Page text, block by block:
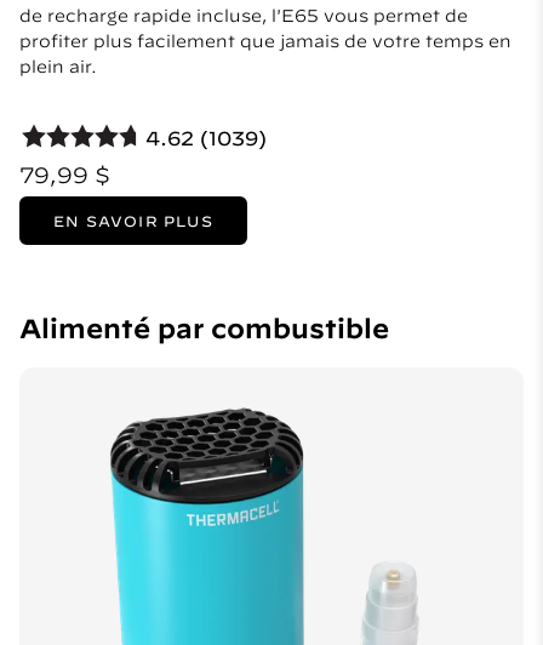
de recharge rapide incluse, l'E65 vous permet de
profiter plus facilement que jamais de votre temps en
plein air.
4.62 (1039)
79,99 $
EN SAVOIR PLUS
Alimenté par combustible